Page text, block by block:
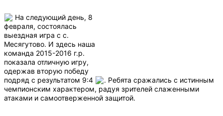
На следующий день, 8
февраля, состоялась
выездная игра с с.
Месягутово. И здесь наша
команда 2015-2016 г.р.
показала отличную игру,
одержав вторую победу
подряд с результатом 9:4
. Ребята сражались с истинным
чемпионским характером, радуя зрителей слаженными
атаками и самоотверженной защитой.